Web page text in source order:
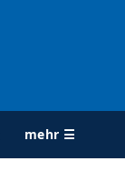
mehr ☰